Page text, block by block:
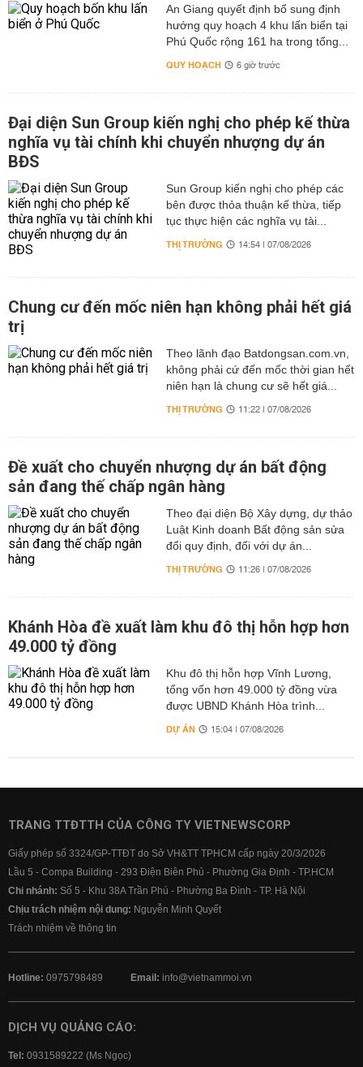
An Giang quyết định bổ sung định
hướng quy hoạch 4 khu lấn biển tại
Phú Quốc rộng 161 ha trong tổng...
QUY HOẠCH 6 giờ trước
Đại diện Sun Group kiến nghị cho phép kế thừa
nghĩa vụ tài chính khi chuyển nhượng dự án
BĐS
Sun Group kiến nghị cho phép các
bên được thỏa thuận kế thừa, tiếp
tục thực hiện các nghĩa vụ tài...
THỊ TRƯỜNG 14:54 | 07/08/2026
Chung cư đến mốc niên hạn không phải hết giá
trị
Theo lãnh đạo Batdongsan.com.vn,
không phải cứ đến mốc thời gian hết
niên hạn là chung cư sẽ hết giá...
THỊ TRƯỜNG 11:22 | 07/08/2026
Đề xuất cho chuyển nhượng dự án bất động
sản đang thế chấp ngân hàng
Theo đại diện Bộ Xây dựng, dự thảo
Luật Kinh doanh Bất động sản sửa
đổi quy định, đối với dự án...
THỊ TRƯỜNG 11:26 | 07/08/2026
Khánh Hòa đề xuất làm khu đô thị hỗn hợp hơn
49.000 tỷ đồng
Khu đô thị hỗn hợp Vĩnh Lương,
tổng vốn hơn 49.000 tỷ đồng vừa
được UBND Khánh Hòa trình...
DỰ ÁN 15:04 | 07/08/2026
TRANG TTĐTTH CỦA CÔNG TY VIETNEWSCORP
Giấy phép số 3324/GP-TTĐT do Sở VH&TT TPHCM cấp ngày 20/3/2026
Lầu 5 - Compa Building - 293 Điện Biên Phủ - Phường Gia Định - TP.HCM
Chi nhánh: Số 5 - Khu 38A Trần Phú - Phường Ba Đình - TP. Hà Nội
Chịu trách nhiệm nội dung: Nguyễn Minh Quyết
Trách nhiệm về thông tin
Hotline: 0975798489 Email: info@vietnammoi.vn
DỊCH VỤ QUẢNG CÁO:
Tel: 0931589222 (Ms Ngọc)